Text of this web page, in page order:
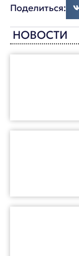
Поделиться:
НОВОСТИ